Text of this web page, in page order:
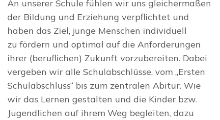
An unserer Schule fühlen wir uns gleichermaßen
der Bildung und Erziehung verpflichtet und
haben das Ziel, junge Menschen individuell
zu fördern und optimal auf die Anforderungen
ihrer (beruflichen) Zukunft vorzubereiten. Dabei
vergeben wir alle Schulabschlüsse, vom „Ersten
Schulabschluss“ bis zum zentralen Abitur. Wie
wir das Lernen gestalten und die Kinder bzw.
Jugendlichen auf ihrem Weg begleiten, dazu